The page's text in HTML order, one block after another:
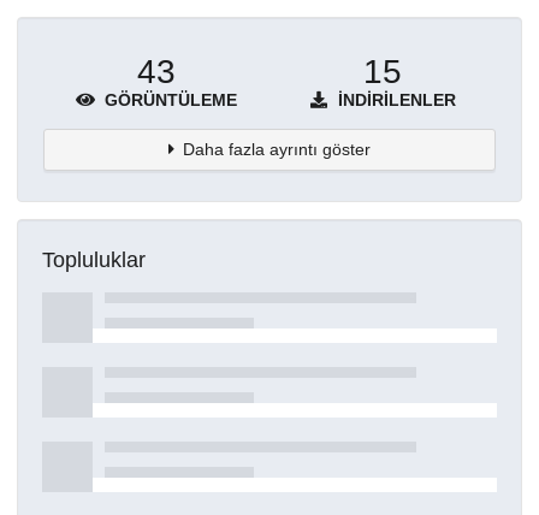
43
GÖRÜNTÜLEME
15
İNDIRILENLER
Daha fazla ayrıntı göster
Topluluklar